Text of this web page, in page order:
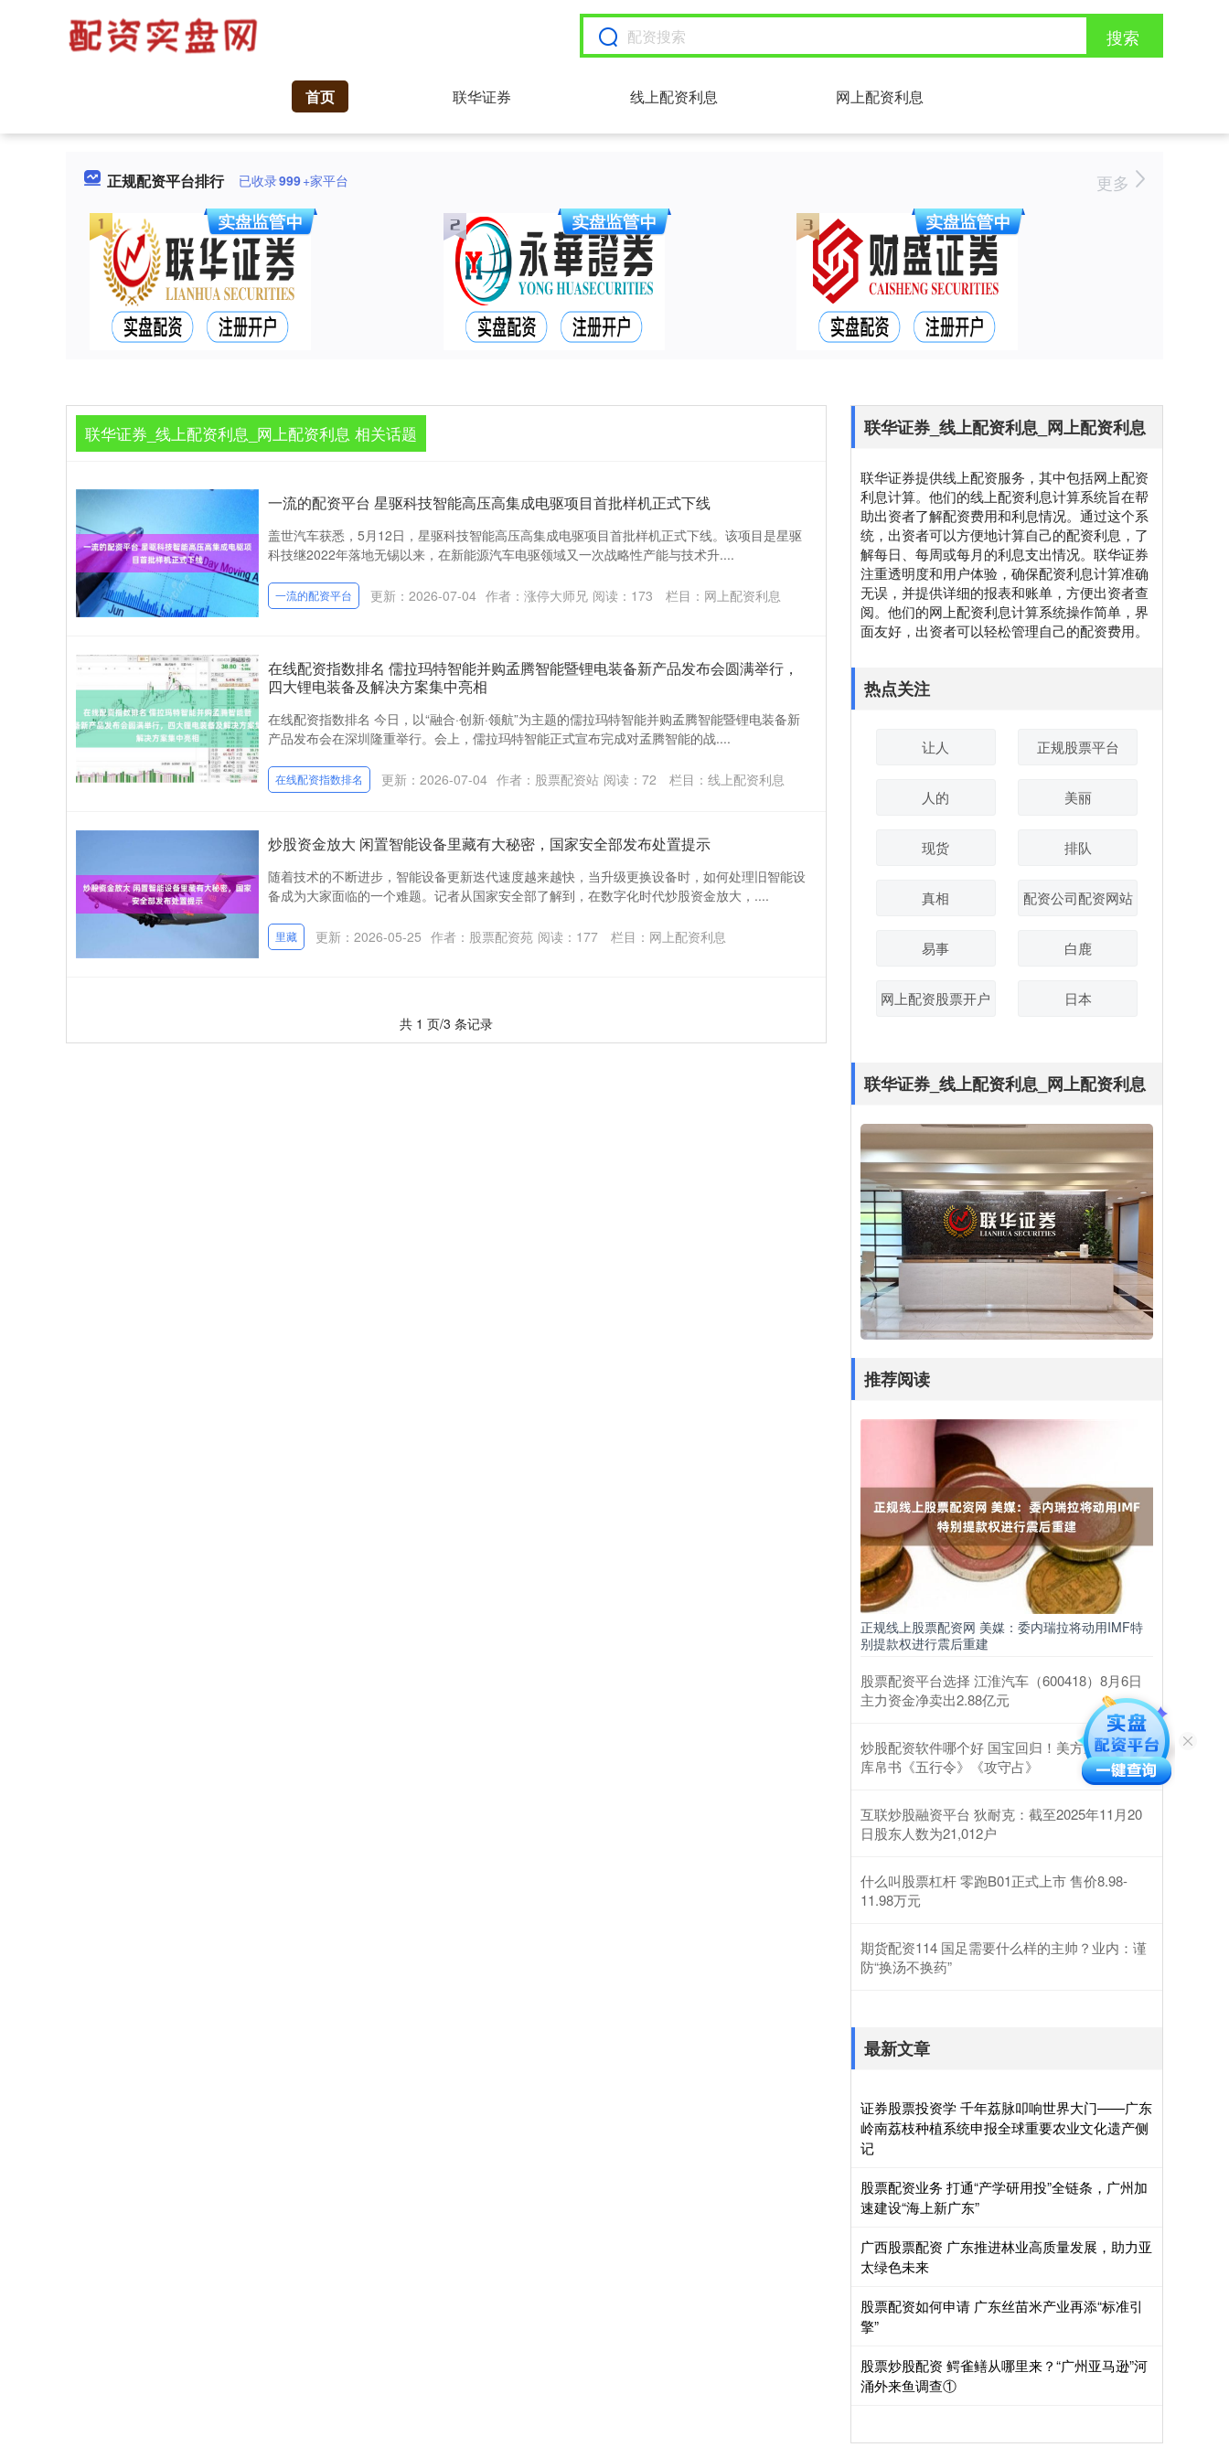
搜索
首页 联华证券 线上配资利息 网上配资利息
正规配资平台排行 已收录999+家平台 更多
联华证券_线上配资利息_网上配资利息 相关话题
一流的配资平台 星驱科技智能高压高集成电驱项目首批样机正式下线
盖世汽车获悉，5月12日，星驱科技智能高压高集成电驱项目首批样机正式下线。该项目是星驱
科技继2022年落地无锡以来，在新能源汽车电驱领域又一次战略性产能与技术升....
一流的配资平台 更新：2026-07-04 作者：涨停大师兄 阅读： 173 栏目： 网上配资利息
在线配资指数排名 儒拉玛特智能并购孟腾智能暨锂电装备新产品发布会圆满举行，
四大锂电装备及解决方案集中亮相
在线配资指数排名 今日，以“融合·创新·领航”为主题的儒拉玛特智能并购孟腾智能暨锂电装备新
产品发布会在深圳隆重举行。会上，儒拉玛特智能正式宣布完成对孟腾智能的战....
在线配资指数排名 更新：2026-07-04 作者：股票配资站 阅读： 72 栏目： 线上配资利息
炒股资金放大 闲置智能设备里藏有大秘密，国家安全部发布处置提示
随着技术的不断进步，智能设备更新迭代速度越来越快，当升级更换设备时，如何处理旧智能设
备成为大家面临的一个难题。记者从国家安全部了解到，在数字化时代炒股资金放大，....
里藏 更新：2026-05-25 作者：股票配资苑 阅读： 177 栏目： 网上配资利息
共 1 页/3 条记录
联华证券_线上配资利息_网上配资利息
联华证券提供线上配资服务，其中包括网上配资
利息计算。他们的线上配资利息计算系统旨在帮
助出资者了解配资费用和利息情况。通过这个系
统，出资者可以方便地计算自己的配资利息，了
解每日、每周或每月的利息支出情况。联华证券
注重透明度和用户体验，确保配资利息计算准确
无误，并提供详细的报表和账单，方便出资者查
阅。他们的网上配资利息计算系统操作简单，界
面友好，出资者可以轻松管理自己的配资费用。
热点关注
让人 正规股票平台
人的 美丽
现货 排队
真相 配资公司配资网站
易事 白鹿
网上配资股票开户 日本
联华证券_线上配资利息_网上配资利息
推荐阅读
正规线上股票配资网 美媒：委内瑞拉将动用IMF特
别提款权进行震后重建
股票配资平台选择 江淮汽车（600418）8月6日
主力资金净卖出2.88亿元
炒股配资软件哪个好 国宝回归！美方返还子弹
库帛书《五行令》《攻守占》
互联炒股融资平台 狄耐克：截至2025年11月20
日股东人数为21,012户
什么叫股票杠杆 零跑B01正式上市 售价8.98-
11.98万元
期货配资114 国足需要什么样的主帅？业内：谨
防“换汤不换药”
最新文章
证券股票投资学 千年荔脉叩响世界大门——广东
岭南荔枝种植系统申报全球重要农业文化遗产侧
记
股票配资业务 打通“产学研用投”全链条，广州加
速建设“海上新广东”
广西股票配资 广东推进林业高质量发展，助力亚
太绿色未来
股票配资如何申请 广东丝苗米产业再添“标准引
擎”
股票炒股配资 鳄雀鳝从哪里来？“广州亚马逊”河
涌外来鱼调查①